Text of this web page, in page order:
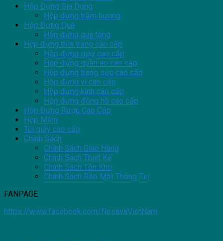
Hộp Đựng Gia Dụng
Hộp đựng trầm hương
Hộp Đựng Quà
Hộp đựng quà tặng
Hộp đựng thời trang cao cấp
Hộp đựng giày cao cấp
Hộp đựng quần áo cao cấp
Hộp đựng trang sức cao cấp
Hộp đựng ví cao cấp
Hộp đựng kính cao cấp
Hộp đựng đồng hồ cao cấp
Hộp Đựng Rượu Cao Cấp
Hộp Mềm
Túi giấy cao cấp
Chính Sách
Chính Sách Giao Hàng
Chính Sách Thiết Kế
Chính Sách Tồn Kho
Chính Sách Bảo Mật Thông Tin
FANPAGE
https://www.facebook.com/NosavaVietNam